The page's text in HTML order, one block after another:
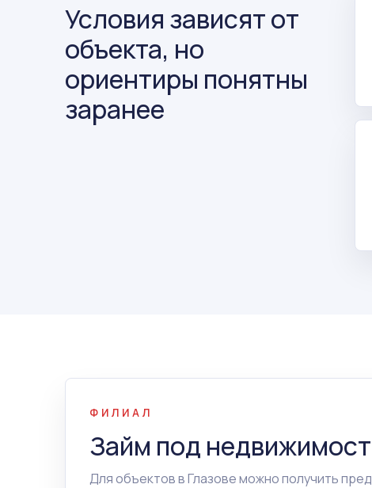
Условия зависят от
объекта, но
ориентиры понятны
заранее
ФИЛИАЛ
Займ под
Для объектов в Глазове можно получить